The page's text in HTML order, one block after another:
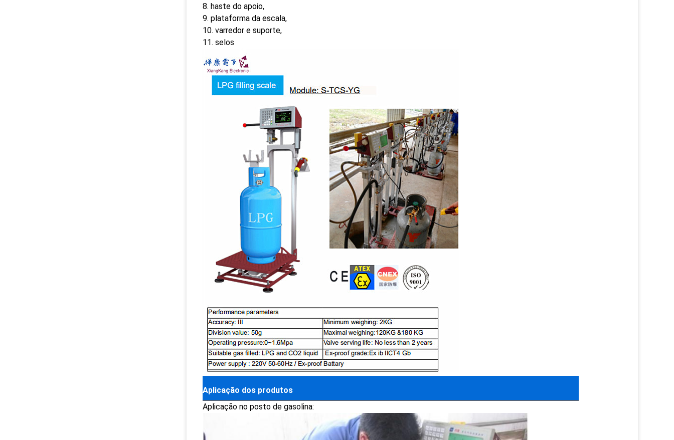
8. haste do apoio,
9. plataforma da escala,
10. varredor e suporte,
11. selos
Aplicação dos produtos
Aplicação no posto de gasolina: